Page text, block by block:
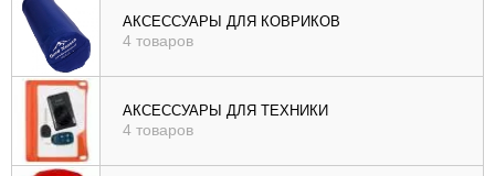
), цене (
возр
|
убыв
возр
АКСЕССУАРЫ ДЛЯ КОВРИКОВ
4 товаров
АКСЕССУАРЫ ДЛЯ ТЕХНИКИ
4 товаров